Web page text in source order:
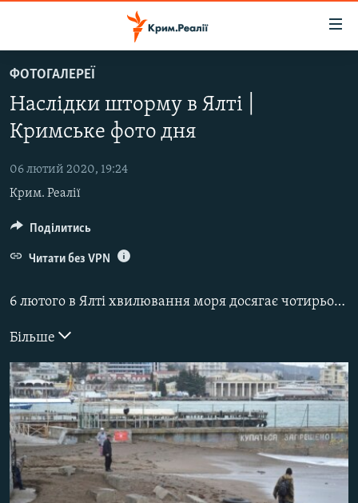
до
основного
матеріалу
Перейти
до
навігації
Перейти
пошуку
ВОДА.КРИМ
ВІДЕО ТА ФОТО
ПОЛІТИКА
БЛОГИ
ПОГЛЯД
ІНТЕРВ'Ю
ДЕПОРТАЦІЯ
ВІДЕОУРОКИ «ELIFBE»
СВІДЧЕННЯ ОКУПАЦІЇ
УКРАЇНСЬКА ПРОБЛЕМА КРИМУ
ІНФОГРАФІКА
ЯК ОБІЙТИ БЛОКУВАННЯ
Русский
Qırımtatar
ДОЛУЧАЙСЯ!
ФОТОГАЛЕРЕЇ
Наслідки шторму в Ялті |
Кримське фото дня
06 лютий 2020, 19:24
Крим. Реалії
6 лютого в Ялті хвилювання моря досягає чотирьох балів, на нижній набережній у районі каплиці прибій утворив піщані замети і розтягнув захисний бордюр із бетонних блоків.
Більше
Поділитись
Читати без VPN